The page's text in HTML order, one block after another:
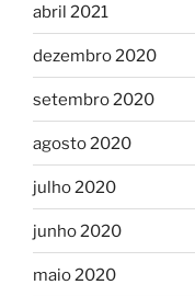
abril 2021
dezembro 2020
setembro 2020
agosto 2020
julho 2020
junho 2020
maio 2020